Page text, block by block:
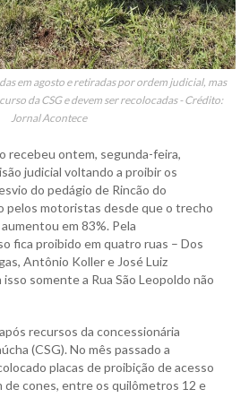
em agosto e retiradas por ordem judicial, mas
da CSG e devem ser recolocadas - Crédito:
Jornal Acontece
recebeu ontem, segunda-feira,
judicial voltando a proibir os
do pedágio de Rincão do
pelos motoristas desde que o trecho
em 83%. Pela
fica proibido em quatro ruas – Dos
Antônio Koller e José Luiz
isso somente a Rua São Leopoldo não
recursos da concessionária
(CSG). No mês passado a
placas de proibição de acesso
de cones, entre os quilômetros 12 e